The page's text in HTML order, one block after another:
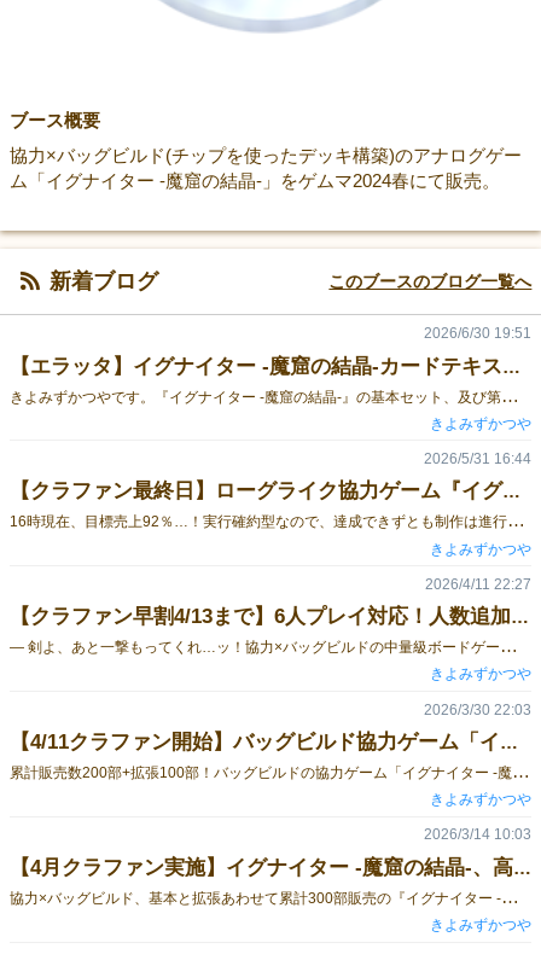
ブース概要
協力×バッグビルド(チップを使ったデッキ構築)のアナログゲー
ム「イグナイター -魔窟の結晶-」をゲムマ2024春にて販売。
新着ブログ このブースのブログ一覧へ
【エラッタ】イグナイター -魔窟の結晶-カードテキスト修正
き
よみずかつやです。『イグナイター -魔窟の結晶-』の基本セット、及び第一拡張『Edition:E』の結晶カードに、エラッタ（テキスト修正）が発生したため、印刷用の修正版カードの画像を公開します。詳細は下記リンク(noteまたはGoogle Drive)をご確認ください。noteのエラッタ画像配布ページまたはGoogle Driveの共有リンク基本セットのエラッタの詳細について『イグナイター -魔窟の結晶』基本セットの結晶カードに関するルールについて、一部変更することとなりましたのでお知らせいたします。▼変更前レイドボスルールでは、結晶カードのB面は使用不可▼変更後レイドボスとの戦闘では、結晶カードのB面のうち「水」「風」属性の結晶カードの効果は発動しない例①：B面の結晶カードを使用時、レイドボスとの戦闘中に風②を引いた場合、「手番終了後、再度手番を行う」効果は発動しない。※風の結晶B面に関する例外レイドボス「以外」の魔物との戦闘中、風の結晶チップを引いて「再度手番を行う」効果を発動し、２回目の手番の戦闘対象にレイドボスを選択することは可能です。その場合、風の結晶B面の「次の戦闘でダメージを追加」の効果は、１回目の手番で発動済みの効果のため、レイドボスとの戦闘中に追加ダメージが発生します。例②：１回目の手番で、風②を２枚引いて戦闘に勝利した。２回目の手番にレイドボスを戦闘対象に指定した場合、風の結晶B面の「この手番で出た風の結晶チップの数字の合計値分、ダメージを追加」の効果を適用した状態でレイドボスとの戦闘を行い、最終ダメージに４を追加します。 拡張セットのエラッタの詳細について▼変更対象風の結晶 C面・本来の効果がテキストから読み取りづらい記述となっていたため、分かりやすくなるようにテキストを修正土の結晶 D面・別途ご連絡した「基本セットのルールのエラッタ（修正）」に伴い、使用制限が解除された土の結晶 B面と比べ、扱いにくさが際立ってしまう効果のため、より扱いやすい効果に修正 修正版のカードの配布について上記にて印刷データを公開しているほか、2026年10月以降のゲームマーケットでは、他の製品版のカードと同じ印刷所で製造した修正版のカードを無償配布いたします。また、後日対面及び通販でも販売を予定している新規のサプライセットにも同梱予定です。※26秋ゲムマで販売を予定している第二拡張『Edition:D』や、5-6人対応の人数追加拡張パックに本エラッタカードは同梱しませんルール変更とエラッタカードの配布につきまして、ご理解・ご了承いただけますようお願い申し上げます。今後とも『イグナイター -魔窟の結晶-』を何卒よろしくお願いいたします。 ※下記画像は見本です。そのままダウンロードして印刷することもできますが、画質がやや劣化します。
2026/6/30 19:51
きよみずかつや
【クラファン最終日】ローグライク協力ゲーム『イグナイター -魔窟の結晶-』5-6人拡張＆高難度拡張制作プロジェクトは5/31 23:59まで！
1
6時現在、目標売上92％…！実行確約型なので、達成できずとも制作は進行いたしますが、ここまで来たらあと一息達成したいところ…！ぜひご支援いただけますと幸いです…！「剣よ、あと一撃もってくれ…ッ」減少する武器の耐久度、迫りくる魔物の群れ―。敵を倒して手に入れた”結晶”の力で武器を強化して、仲間とともに全ての魔物を殲滅せよ！クラウドファウンディングのページはこちら
2026/5/31 16:44
きよみずかつや
【クラファン早割4/13まで】6人プレイ対応！人数追加拡張の制作プロジェクト実施中！
―
剣よ、あと一撃もってくれ…ッ！協力×バッグビルドの中量級ボードゲーム「イグナイター -魔窟の結晶-」、従来のプレイ人数は「4人まで」だったのですが、この度「6人まで」のプレイに対応した新規拡張版を作成いたします！ ボドファンにてプロジェクトを実施中ですので、この機会に是非チェックいただけますと幸いです。4/13(月)まで10％OFFの早割を実施中です！プロジェクトページは こちら プロジェクトは5/31(日)23:59まで！お見逃しなく！
2026/4/11 22:27
きよみずかつや
【4/11クラファン開始】バッグビルド協力ゲーム「イグナイター -魔窟の結晶-」高難度拡張＆5-6人対応拡張制作
累
計販売数200部+拡張100部！バッグビルドの協力ゲーム「イグナイター -魔窟の結晶-」の、高難度第二拡張＆5-6人対応人数追加拡張の制作支援プロジェクトが4/11 20時より開始決定！開始に先駆け、プロジェクトページを事前公開！最新情報を今すぐCheck！プロジェクトページはこちら
2026/3/30 22:03
きよみずかつや
【4月クラファン実施】イグナイター -魔窟の結晶-、高難度拡張＆5-6人対応拡張制作プロジェクト
協
力×バッグビルド、基本と拡張あわせて累計300部販売の『イグナイター -魔窟の結晶-』、その第二拡張版と、待望の5-6人対応版が26年10月のゲームマーケット秋で発売予定です！ゲームマーケットでの販売に先行して、クラウドファウンディングサイト「ボドファン」にて制作プロジェクトを実施予定！会場販売は数量限定となる予定なので、ぜひクラファンでのご支援をご検討ください！ 詳細な情報はきよみずかつやのTwitter(X)にて告知予定！
2026/3/14 10:03
きよみずかつや